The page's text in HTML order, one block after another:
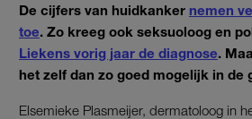
De cijfers van huidkanker nemen
toe. Zo kreeg ook seksuoloog en
Liekens vorig jaar de diagnose.
het zelf dan zo goed mogelijk in de
Elsemieke Plasmeijer, dermatoloog in